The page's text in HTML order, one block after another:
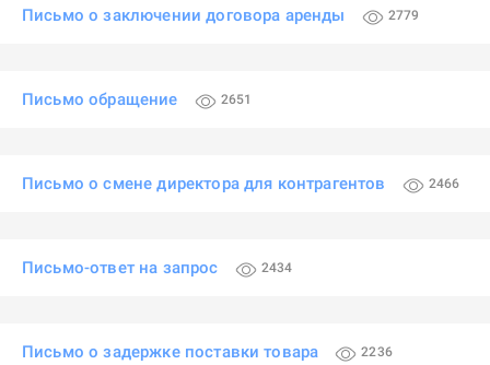
Письмо о заключении договора аренды 2779
Письмо обращение 2651
Письмо о смене директора для контрагентов 2466
Письмо-ответ на запрос 2434
Письмо о задержке поставки товара 2236